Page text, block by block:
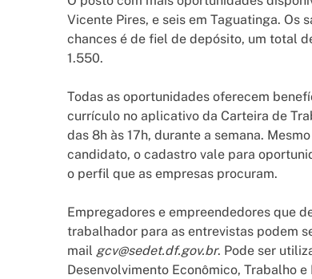
Vicente Pires, e seis em Taguatinga. Os
chances é de fiel de depósito, um total
1.550.
Todas as oportunidades oferecem
currículo no aplicativo da Carteira de
das 8h às 17h, durante a semana.
candidato, o cadastro vale para
o perfil que as empresas procuram.
Empregadores e empreendedores que
trabalhador para as entrevistas podem
mail gcv@sedet.df.gov.br. Pode ser
Desenvolvimento Econômico, Trabalho e